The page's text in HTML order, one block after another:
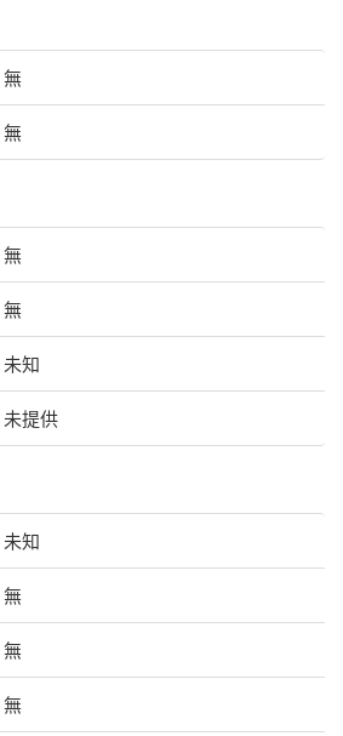
無
無
無
無
未知
未提供
未知
無
無
無